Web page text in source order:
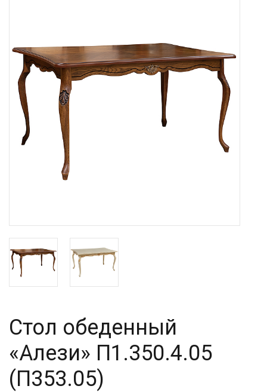
Стол обеденный
«Алези» П1.350.4.05
(П353.05)